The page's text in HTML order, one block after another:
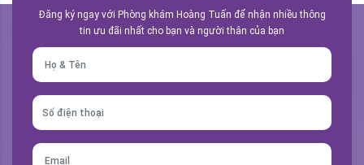
Đăng ký ngay với Phòng khám Hoàng Tuấn để nhận nhiều thông
tin ưu đãi nhất cho bạn và người thân của bạn